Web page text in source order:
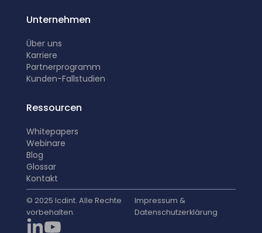
Unternehmen
Über uns
Karriere
Partnerprogramm
Kunden-Fallstudien
Ressourcen
Whitepapers
Webinare
Blog
Glossar
Kontakt
© 2025 Icdint. Alle Rechte
vorbehalten.
Impressum &
Datenschutzerklärung